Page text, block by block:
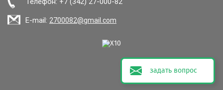
задать вопрос
E-mail: 2700082@gmail.com